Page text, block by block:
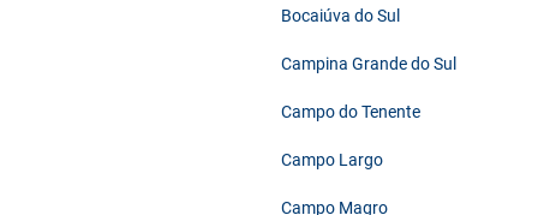
Bocaiúva do Sul
Campina Grande do Sul
Campo do Tenente
Campo Largo
Campo Magro